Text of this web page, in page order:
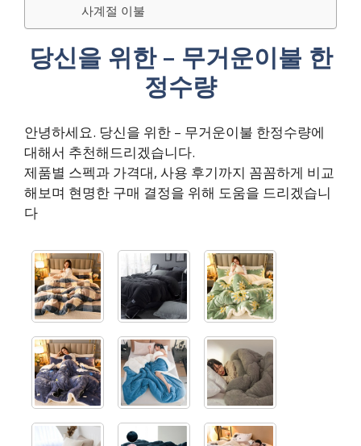
사계절 이불
당신을 위한 – 무거운이불 한
정수량
안녕하세요. 당신을 위한 – 무거운이불 한정수량에
대해서 추천해드리겠습니다.
제품별 스펙과 가격대, 사용 후기까지 꼼꼼하게 비교
해보며 현명한 구매 결정을 위해 도움을 드리겠습니
다